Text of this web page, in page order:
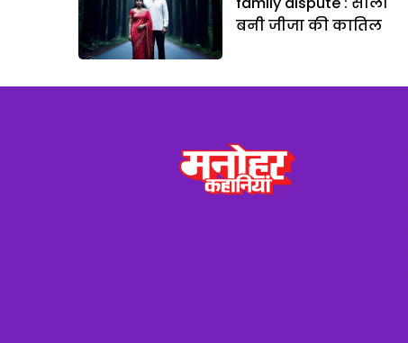
बनी जीजा की कातिल